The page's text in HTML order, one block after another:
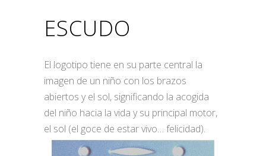
ESCUDO
El logotipo tiene en su parte central la
imagen de un niño con los brazos
abiertos y el sol, significando la acogida
del niño hacia la vida y su principal motor,
el sol (el goce de estar vivo… felicidad).